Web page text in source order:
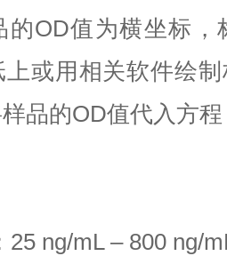
的OD值为横坐标，
上或用相关软件绘制
品的OD值代入方
25 ng/mL –800 ng/